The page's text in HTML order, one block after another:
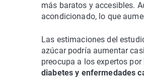
más baratos y accesibles.
acondicionado, lo que
Las estimaciones del
azúcar podría aumentar casi
preocupa a los expertos
diabetes y enfermedades